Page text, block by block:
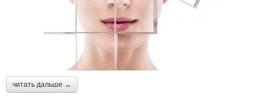
читать дальше →